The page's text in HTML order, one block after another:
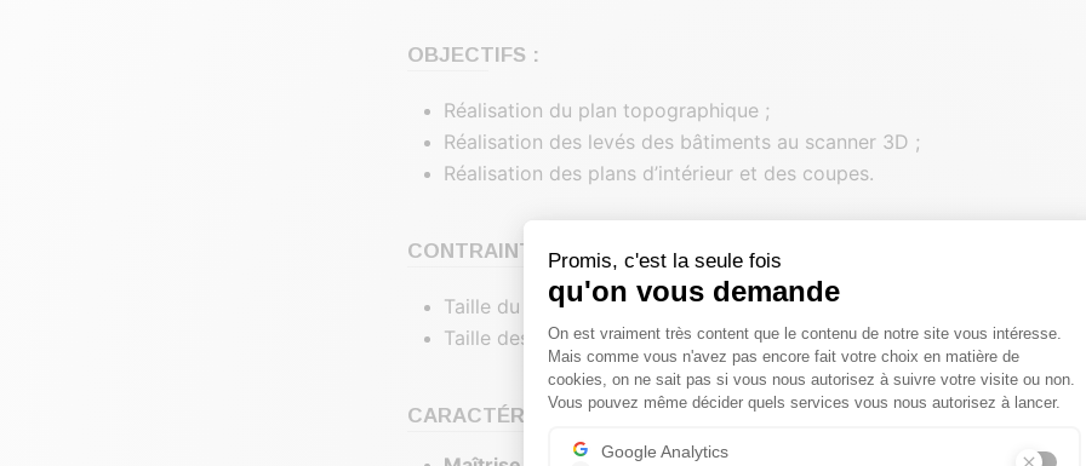
OBJECTIFS :
Réalisation du plan topographique ;
Réalisation des levés des bâtiments au scanner 3D ;
Réalisation des plans d’intérieur et des coupes.
CONTRAINTES MAJEURES RENCONTRÉES :
Taille du site et le nombre de bâtiments ;
Taille des fichiers issus du scanner, ralentissant le traitement des
CARACTÉRISTIQUES :
Promis, c'est la seule fois
qu'on vous demande
Plateforme de Gestion du
On est vraiment très content que le contenu de notre site vous intéresse.
Mais comme vous n'avez pas encore fait votre choix en matière de
cookies, on ne sait pas si vous nous autorisez à suivre votre visite ou non.
Vous pouvez même décider quels services vous nous autorisez à lancer.
Google Analytics